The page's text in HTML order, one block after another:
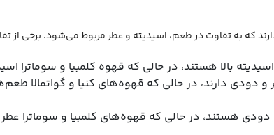
که به تفاوت در طعم، اسیدیته و عطر مربوط می‌شود. برخی از
بالا هستند، در حالی که قهوه کلمبیا و سوماترا
دارند، در حالی که قهوه‌های کنیا و گواتمالا
هستند، در حالی که قهوه‌های کلمبیا و سوماترا عطر